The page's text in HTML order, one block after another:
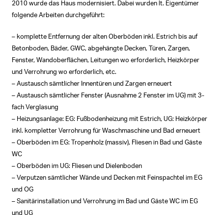
2010 wurde das Haus modernisiert. Dabei wurden lt. Eigentümer
folgende Arbeiten durchgeführt:
– komplette Entfernung der alten Oberböden inkl. Estrich bis auf
Betonboden, Bäder, GWC, abgehängte Decken, Türen, Zargen,
Fenster, Wandoberflächen, Leitungen wo erforderlich, Heizkörper
und Verrohrung wo erforderlich, etc.
– Austausch sämtlicher Innentüren und Zargen erneuert
– Austausch sämtlicher Fenster (Ausnahme 2 Fenster im UG) mit 3-
fach Verglasung
– Heizungsanlage: EG: Fußbodenheizung mit Estrich, UG: Heizkörper
inkl. kompletter Verrohrung für Waschmaschine und Bad erneuert
– Oberböden im EG: Tropenholz (massiv), Fliesen in Bad und Gäste
WC
– Oberböden im UG: Fliesen und Dielenboden
– Verputzen sämtlicher Wände und Decken mit Feinspachtel im EG
und OG
– Sanitärinstallation und Verrohrung im Bad und Gäste WC im EG
und UG